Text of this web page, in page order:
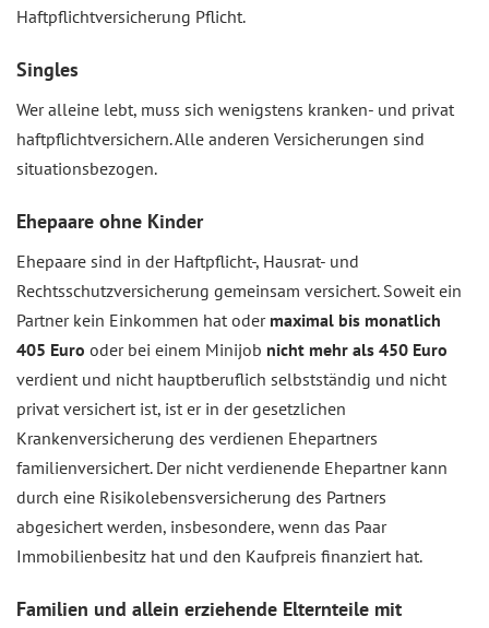
Haftpflichtversicherung Pflicht.
Singles
Wer alleine lebt, muss sich wenigstens kranken- und privat
haftpflichtversichern. Alle anderen Versicherungen sind
situationsbezogen.
Ehepaare ohne Kinder
Ehepaare sind in der Haftpflicht-, Hausrat- und
Rechtsschutzversicherung gemeinsam versichert. Soweit ein
Partner kein Einkommen hat oder maximal bis monatlich
405 Euro oder bei einem Minijob nicht mehr als 450 Euro
verdient und nicht hauptberuflich selbstständig und nicht
privat versichert ist, ist er in der gesetzlichen
Krankenversicherung des verdienen Ehepartners
familienversichert. Der nicht verdienende Ehepartner kann
durch eine Risikolebensversicherung des Partners
abgesichert werden, insbesondere, wenn das Paar
Immobilienbesitz hat und den Kaufpreis finanziert hat.
Familien und allein erziehende Elternteile mit